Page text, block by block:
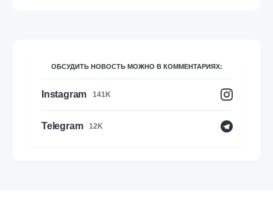
ОБСУДИТЬ НОВОСТЬ МОЖНО В КОММЕНТАРИЯХ:
Instagram 141K
Telegram 12K